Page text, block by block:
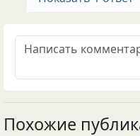
Похожие